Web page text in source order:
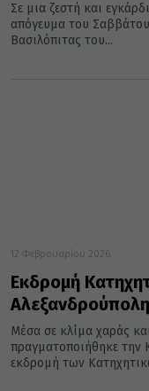
Σε μια ζεστή και
απόγευμα του
Βασιλόπιτας του...
12 Φεβρουαρίου 2026
Εκδρομή
Αλεξανδρούπολη
Μέσα σε κλίμα χαράς
πραγματοποιήθηκε την
εκδρομή των